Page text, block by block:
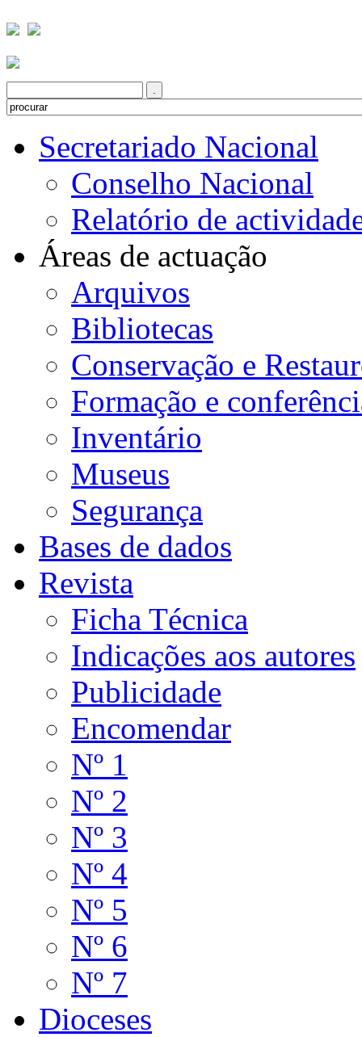
Secretariado Nacional
Conselho Nacional
Relatório de
Áreas de actuação
Arquivos
Bibliotecas
Conservação e
Formação e
Inventário
Museus
Segurança
Bases de dados
Revista
Ficha Técnica
Indicações aos autores
Publicidade
Encomendar
Nº 1
Nº 2
Nº 3
Nº 4
Nº 5
Nº 6
Nº 7
Dioceses